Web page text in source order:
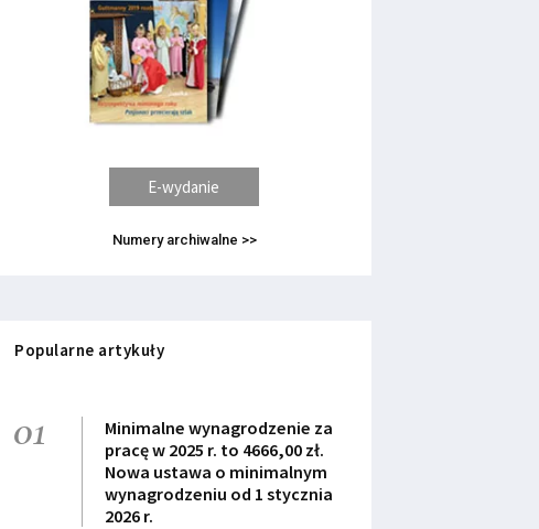
E-wydanie
Numery archiwalne >>
Popularne artykuły
01
Minimalne wynagrodzenie za
pracę w 2025 r. to 4666,00 zł.
Nowa ustawa o minimalnym
wynagrodzeniu od 1 stycznia
2026 r.